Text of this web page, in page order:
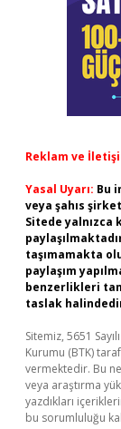
Reklam ve
Yasal Uyarı: Bu
veya şahıs
Sitede yalnızca
taşımamakta
paylaşım
benzerlikleri
taslak
Sitemiz, 5651
Kurumu (BTK)
vermektedir. Bu
veya araştırma
yazdıkları
bu sorumluluğu